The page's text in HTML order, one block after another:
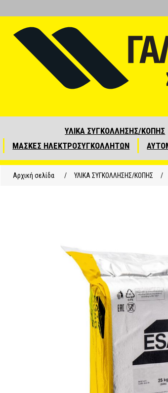
ΥΛΙΚΑ ΣΥΓΚΟΛΛΗΣΗΣ/ΚΟΠΗΣ
ΜΑΣΚΕΣ ΗΛΕΚΤΡΟΣΥΓΚΟΛΛΗΤΩΝ
Αρχική σελίδα / ΥΛΙΚΑ ΣΥΓΚΟΛΛΗΣΗΣ/ΚΟΠΗΣ /